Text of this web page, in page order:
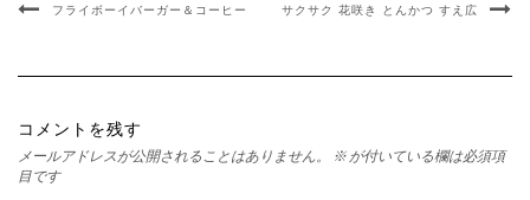
フライボーイバーガー＆コーヒー サクサク 花咲き とんかつ すえ広
コメントを残す
メールアドレスが公開されることはありません。 ※ が付いている欄は必須項
目です